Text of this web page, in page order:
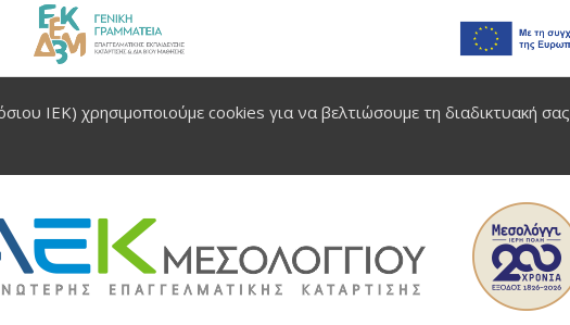
ΙΕΚ) χρησιμοποιούμε cookies για να βελτιώσουμε τη διαδικτυακή σας